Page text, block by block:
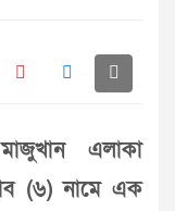
এলাকা
(৬) নামে এক